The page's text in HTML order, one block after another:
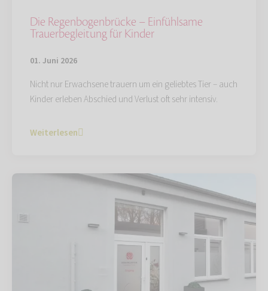
Die Regenbogenbrücke – Einfühlsame
Trauerbegleitung für Kinder
01. Juni 2026
Nicht nur Erwachsene trauern um ein geliebtes Tier – auch
Kinder erleben Abschied und Verlust oft sehr intensiv.
Weiterlesen